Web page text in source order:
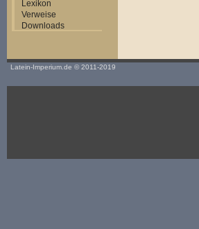
Lexikon
Verweise
Downloads
Latein-Imperium.de © 2011-2019